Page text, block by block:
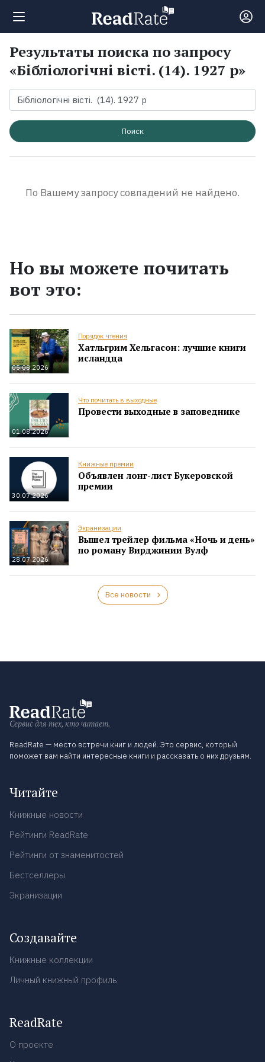
Поиск
Новости
Рейтинги
Результаты поиска по запросу
«Бібліологічні вісті. (14). 1927 р»
Поиск
По Вашему запросу совпадений не найдено.
Но вы можете почитать
вот это:
05.08.2026
Порядок чтения
Хатльгрим Хельгасон: лучшие книги
исландца
01.08.2026
Что почитать в выходные
Провести выходные в заповеднике
30.07.2026
Книжные премии
Объявлен лонг-лист Букеровской
премии
28.07.2026
Экранизации
Вышел трейлер фильма «Ночь и день»
по роману Вирджинии Вулф
Все новости
Сервис для тех, кто читает.
ReadRate — место встречи книг и людей. Это сервис, который
поможет вам найти интересные книги и рассказать о них друзьям.
Читайте
Книжные новости
Рейтинги ReadRate
Рейтинги от знаменитостей
Бестселлеры
Экранизации
Создавайте
Книжные коллекции
Личный книжный профиль
ReadRate
О проекте